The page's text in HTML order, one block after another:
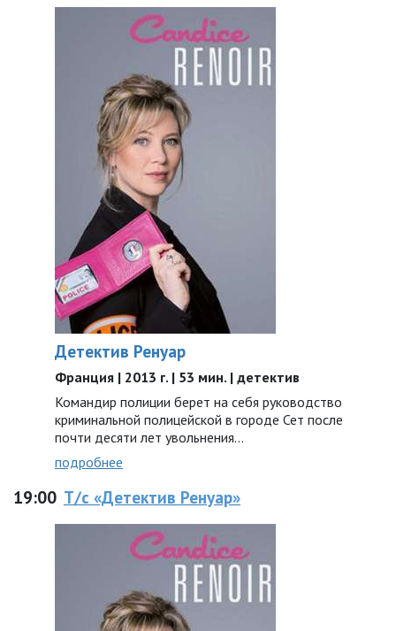
Детектив Ренуар
Франция | 2013 г. | 53 мин. | детектив
Командир полиции берет на себя руководство
криминальной полицейской в городе Сет после
почти десяти лет увольнения…
подробнее
19:00 Т/с «Детектив Ренуар»